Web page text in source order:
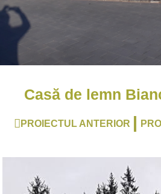
Casă de lemn
Prev
PROIECTUL ANTERIOR